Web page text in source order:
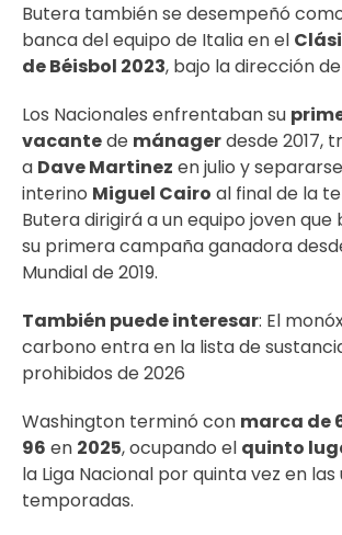
Butera también se desempeñó
banca del equipo de Italia en el
de Béisbol 2023, bajo la dirección de
Los Nacionales enfrentaban su
vacantede mánagerdesde 2017,
a Dave Martinez en julio y
interino Miguel Cairo al final de la
Butera dirigirá a un equipo joven que
su primera campaña ganadora
Mundial de 2019.
También puede interesar: El
carbono entra en la lista de
prohibidos de 2026
Washington terminó con marca de
96 en 2025, ocupando el quinto
la Liga Nacional por quinta vez en las
temporadas.